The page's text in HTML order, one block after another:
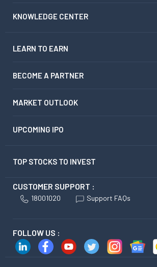
KNOWLEDGE CENTER
LEARN TO EARN
BECOME A PARTNER
MARKET OUTLOOK
UPCOMING IPO
TOP STOCKS TO INVEST
CUSTOMER SUPPORT :
18001020 Support FAQs
FOLLOW US :